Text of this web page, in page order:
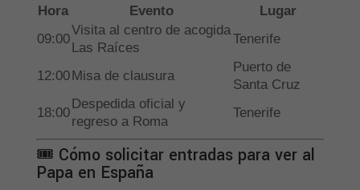
Hora Evento
Lugar
09:00
Visita al centro de acogida
Las Raíces
Tenerife
12:00 Misa de clausura
Puerto de
Santa Cruz
18:00
Despedida oficial y
regreso a Roma
Tenerife
🎟 Cómo solicitar entradas para ver al
Papa en España